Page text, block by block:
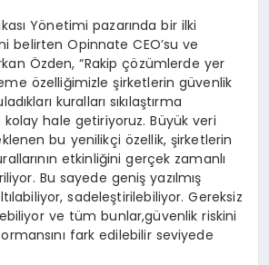
Yönetimi pazarında bir ilki
belirten Opinnate CEO’su ve
Özden, “Rakip çözümlerde yer
özelliğimizle şirketlerin güvenlik
kuralları sıkılaştırma
kolay hale getiriyoruz. Büyük veri
bu yenilikçi özellik, şirketlerin
etkinliğini gerçek zamanlı
Bu sayede geniş yazılmış
sadeleştirilebiliyor. Gereksiz
ve tüm bunlar,güvenlik riskini
fark edilebilir seviyede